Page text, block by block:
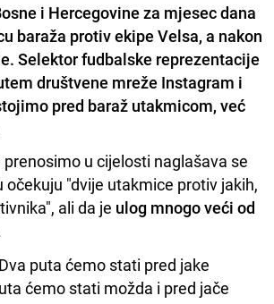
i Hercegovine za mjesec dana
baraža protiv ekipe Velsa, a nakon
Selektor fudbalske reprezentacije
društvene mreže Instagram i
pred baraž utakmicom, već
u cijelosti naglašava se
"dvije utakmice protiv jakih,
ali da je ulog mnogo veći od
puta ćemo stati pred jake
ćemo stati možda i pred jače